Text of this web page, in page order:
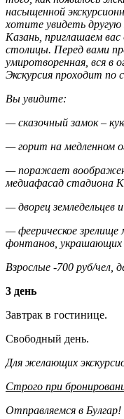
насыщенной
хотите увидеть
Казань, приглашаем вас
столицы. Перед вами
умиротворенная, вся в
Экскурсия проходит по
Вы увидите:
— сказочный замок –
— горит на медленном
— поражает
медиафасад стадиона
— дворец земледельцев
— феерическое зрелище
фонтанов, украшающих
Взрослые -700 руб/чел,
3 день
Завтрак в гостинице.
Свободный день.
Для желающих
Строго при
Отправляемся в Булгар!